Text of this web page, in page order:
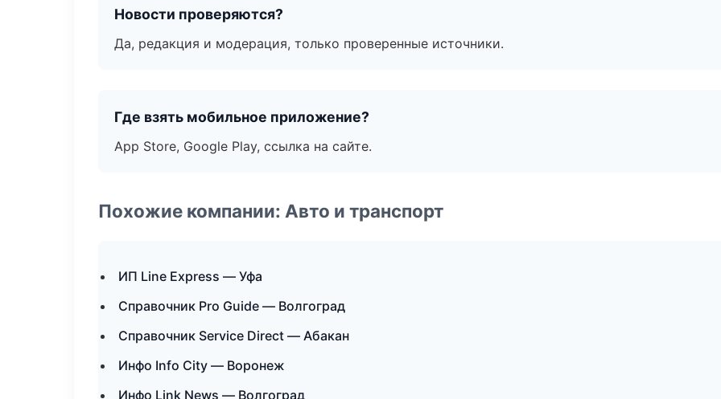
Новости проверяются?
Да, редакция и модерация, только проверенные источники.
Где взять мобильное приложение?
App Store, Google Play, ссылка на сайте.
Похожие компании: Авто и транспорт
ИП Line Express — Уфа
Справочник Pro Guide — Волгоград
Справочник Service Direct — Абакан
Инфо Info City — Воронеж
Инфо Link News — Волгоград